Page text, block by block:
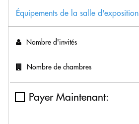
Équipements de la salle d'exposition
Nombre d'invités
Nombre de chambres
Payer Maintenant: